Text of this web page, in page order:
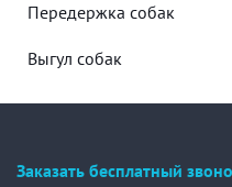
Передержка собак
Выгул собак
Заказать бесплатный